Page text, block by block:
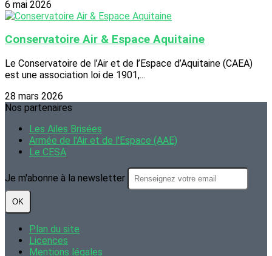
6 mai 2026
Conservatoire Air & Espace Aquitaine
Le Conservatoire de l’Air et de l’Espace d’Aquitaine (CAEA)
est une association loi de 1901,...
28 mars 2026
Nos partenaires
Les Ailes Brisées
Armée de l'Air et de l'Espace (AAE)
Le CESA
Je m'abonne à la newsletter
OK
Plan du site
Licences
Mentions légales